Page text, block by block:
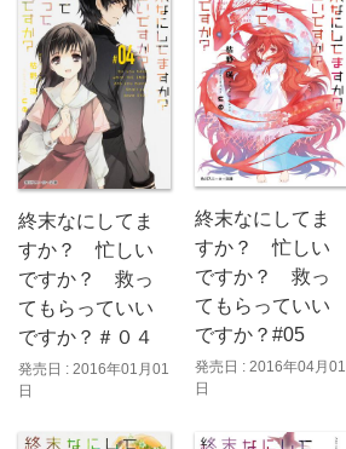
終末なにしてま
すか？ 忙しい
ですか？ 救っ
てもらっていい
ですか？＃０４
発売日 : 2016年01月01
日
終末なにしてま
すか？ 忙しい
ですか？ 救っ
てもらっていい
ですか？#05
発売日 : 2016年04月01
日